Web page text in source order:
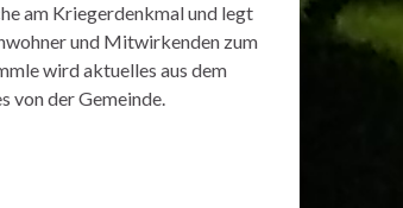
am Kriegerdenkmal und legt
und Mitwirkenden zum
wird aktuelles aus dem
von der Gemeinde.